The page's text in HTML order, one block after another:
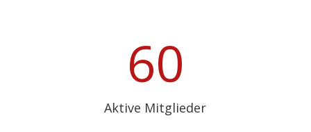
60
Aktive Mitglieder